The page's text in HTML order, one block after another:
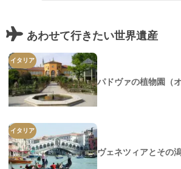
あわせて行きたい世界遺産
イタリア
パドヴァの植物園（
イタリア
ヴェネツィアとその